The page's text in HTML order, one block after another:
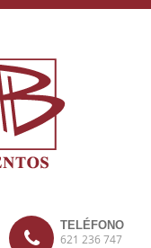
TELÉFONO
621 236 747